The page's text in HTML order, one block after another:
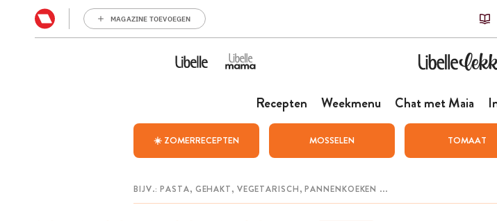
MAGAZINE TOEVOEGEN
Recepten Weekmenu Chat met Maia
☀️ ZOMERRECEPTEN MOSSELEN TOMAAT